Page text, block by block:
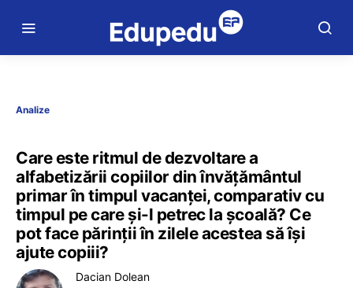
Analize
Care este ritmul de dezvoltare a
alfabetizării copiilor din învățământul
primar în timpul vacanței, comparativ cu
timpul pe care și-l petrec la școală? Ce
pot face părinții în zilele acestea să își
ajute copiii?
Dacian Dolean